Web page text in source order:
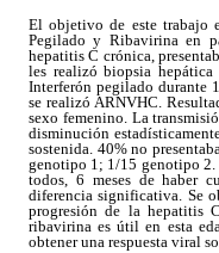
El objetivo de este trabajo
Pegilado y Ribavirina en
hepatitis C crónica,
les realizó biopsia
Interferón pegilado durante
se realizó ARNVHC.
sexo femenino. La
disminución
sostenida. 40% no
genotipo 1; 1/15 genotipo 2.
todos, 6 meses de haber
diferencia significativa. Se
progresión de la hepatitis
ribavirina es útil en esta
obtener una respuesta viral